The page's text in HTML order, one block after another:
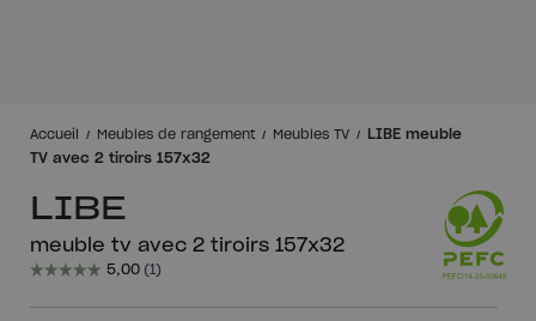
Accueil Meubles de rangement Meubles TV
LIBE meuble
TV avec 2 tiroirs 157x32
LIBE
meuble tv avec 2 tiroirs 157x32